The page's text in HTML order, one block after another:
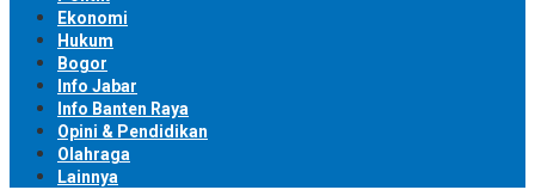
Ekonomi
Hukum
Bogor
Info Jabar
Info Banten Raya
Opini & Pendidikan
Olahraga
Lainnya